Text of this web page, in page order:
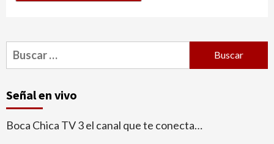
Buscar:
Señal en vivo
Boca Chica TV 3 el canal que te conecta…